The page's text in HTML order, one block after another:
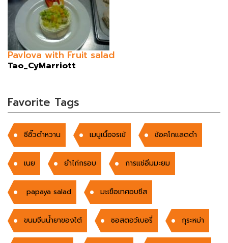
Pavlova with Fruit salad
Tao_CyMarriott
Favorite Tags
ซีอิ๊วดำหวาน เมนูเนื้อจรเข้ ช้อคโกแลตดำ
เนย ยำไก่กรอบ การแช่อิ่มมะยม
papaya salad มะเขือเทศอบชีส
ขนมจีนน้ำยาของใต้ ซอสตอว์เบอรี่ กุระหม่า